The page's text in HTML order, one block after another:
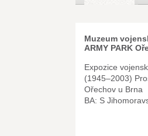
Muzeum
ARMY PARK
Expozice
(1945–2003)
Ořechov u Brna
BA: S